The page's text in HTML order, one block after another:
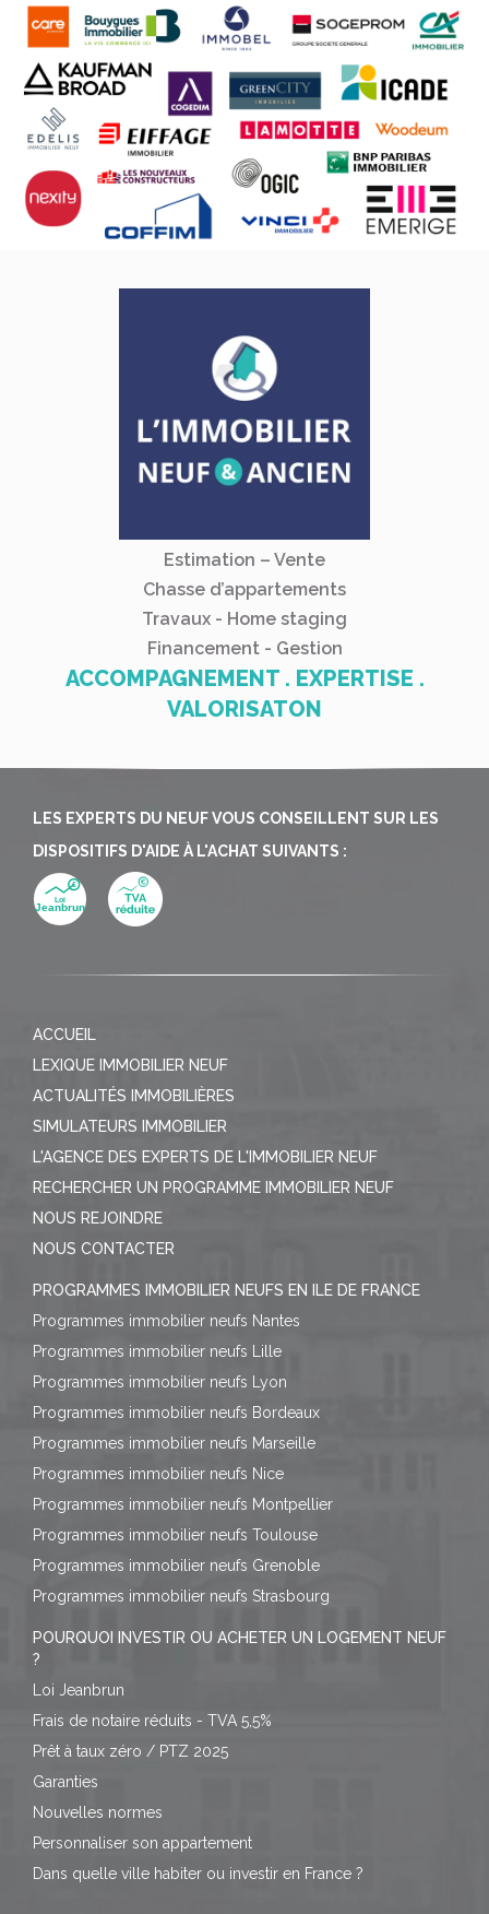
Estimation – Vente
Chasse d’appartements
Travaux - Home staging
Financement - Gestion
ACCOMPAGNEMENT . EXPERTISE .
VALORISATON
LES EXPERTS DU NEUF VOUS CONSEILLENT SUR LES
DISPOSITIFS D'AIDE À L'ACHAT SUIVANTS :
ACCUEIL
LEXIQUE IMMOBILIER NEUF
ACTUALITÉS IMMOBILIÈRES
SIMULATEURS IMMOBILIER
L'AGENCE DES EXPERTS DE L'IMMOBILIER NEUF
RECHERCHER UN PROGRAMME IMMOBILIER NEUF
NOUS REJOINDRE
NOUS CONTACTER
PROGRAMMES IMMOBILIER NEUFS EN ILE DE FRANCE
Programmes immobilier neufs Nantes
Programmes immobilier neufs Lille
Programmes immobilier neufs Lyon
Programmes immobilier neufs Bordeaux
Programmes immobilier neufs Marseille
Programmes immobilier neufs Nice
Programmes immobilier neufs Montpellier
Programmes immobilier neufs Toulouse
Programmes immobilier neufs Grenoble
Programmes immobilier neufs Strasbourg
POURQUOI INVESTIR OU ACHETER UN LOGEMENT NEUF
?
Loi Jeanbrun
Frais de notaire réduits - TVA 5,5%
Prêt à taux zéro / PTZ 2025
Garanties
Nouvelles normes
Personnaliser son appartement
Dans quelle ville habiter ou investir en France ?